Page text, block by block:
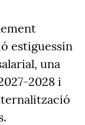
estiguessin
una
2028 i